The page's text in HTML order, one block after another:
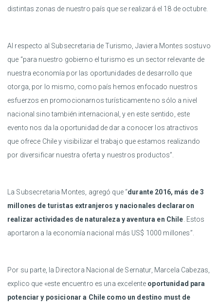
distintas zonas de nuestro país que se realizará el 18 de octubre.
Al respecto al Subsecretaria de Turismo, Javiera Montes sostuvo
que “para nuestro gobierno el turismo es un sector relevante de
nuestra economía por las oportunidades de desarrollo que
otorga, por lo mismo, como país hemos enfocado nuestros
esfuerzos en promocionarnos turísticamente no sólo a nivel
nacional sino también internacional, y en este sentido, este
evento nos da la oportunidad de dar a conocer los atractivos
que ofrece Chile y visibilizar el trabajo que estamos realizando
por diversificar nuestra oferta y nuestros productos”.
La Subsecretaria Montes, agregó que “durante 2016, más de 3
millones de turistas extranjeros y nacionales declararon
realizar actividades de naturaleza y aventura en Chile . Estos
aportaron a la economía nacional más US$ 1000 millones”.
Por su parte, la Directora Nacional de Sernatur, Marcela Cabezas,
explico que «este encuentro es una excelente oportunidad para
potenciar y posicionar a Chile como un destino must de